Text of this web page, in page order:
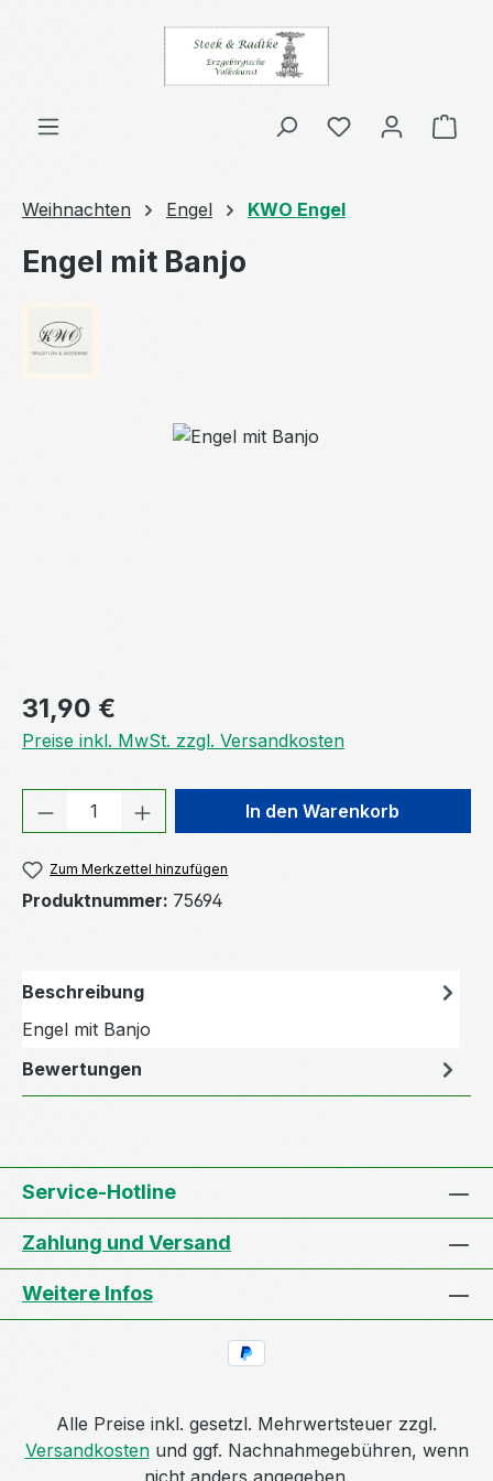
Zum Hauptinhalt springen
Weihnachten Engel KWO Engel
Engel mit Banjo
Bildergalerie überspringen
Regulärer Preis:
31,90 €
Preise inkl. MwSt. zzgl. Versandkosten
Produkt Anzahl: Gib denIn den Warenkorb
Zum Merkzettel hinzufügen
Produktnummer: 75694
Beschreibung
Engel mit Banjo
Bewertungen
Service-Hotline
Zahlung und Versand
Weitere Infos
Alle Preise inkl. gesetzl. Mehrwertsteuer zzgl.
Versandkostenund ggf. Nachnahmegebühren, wenn
nicht anders angegeben.